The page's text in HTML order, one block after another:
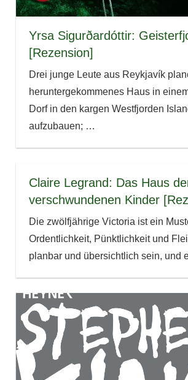
Yrsa Sigurðardóttir:
[Rezension]
Drei junge Leute aus Reykjavík
heruntergekommenes Haus in
Dorf in den kargen Westfjorden
aufzubauen; …
Claire Legrand: Das Haus
verschwundenen Kinder
Die zwölfjährige Victoria ist ein
Ordentlichkeit, Pünktlichkeit und
planbar und übersichtlich sein, und